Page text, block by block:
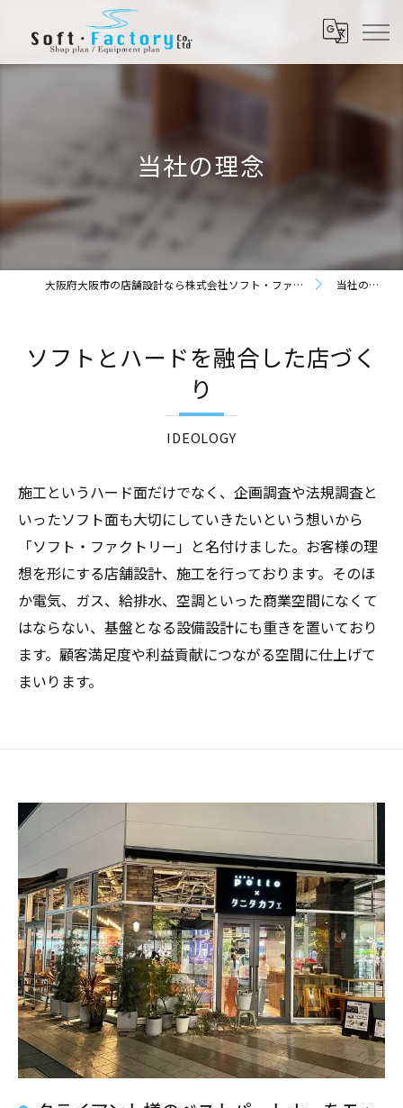
当社の理念
大阪府大阪市の店舗設計なら株式会社ソフト・ファクトリー 当社の理念
ソフトとハードを融合した店づく
り
IDEOLOGY
施工というハード面だけでなく、企画調査や法規調査と
いったソフト面も大切にしていきたいという想いから
「ソフト・ファクトリー」と名付けました。お客様の理
想を形にする店舗設計、施工を行っております。そのほ
か電気、ガス、給排水、空調といった商業空間になくて
はならない、基盤となる設備設計にも重きを置いており
ます。顧客満足度や利益貢献につながる空間に仕上げて
まいります。